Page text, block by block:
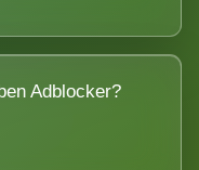
Adblocker?